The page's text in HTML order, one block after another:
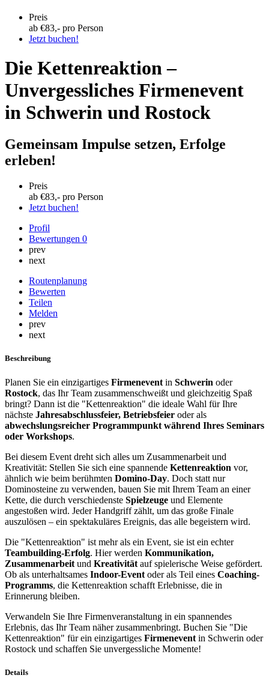
Preis
ab €83,- pro Person
Jetzt buchen!
Die Kettenreaktion –
Unvergessliches Firmenevent
in Schwerin und Rostock
Gemeinsam Impulse setzen, Erfolge
erleben!
Preis
ab €83,- pro Person
Jetzt buchen!
Profil
Bewertungen 0
prev
next
Routenplanung
Bewerten
Teilen
Melden
prev
next
Beschreibung
Planen Sie ein einzigartiges Firmenevent in Schwerin oder
Rostock, das Ihr Team zusammenschweißt und gleichzeitig Spaß
bringt? Dann ist die "Kettenreaktion" die ideale Wahl für Ihre
nächste Jahresabschlussfeier, Betriebsfeier oder als
abwechslungsreicher Programmpunkt während Ihres Seminars
oder Workshops.
Bei diesem Event dreht sich alles um Zusammenarbeit und
Kreativität: Stellen Sie sich eine spannende Kettenreaktion vor,
ähnlich wie beim berühmten Domino-Day. Doch statt nur
Dominosteine zu verwenden, bauen Sie mit Ihrem Team an einer
Kette, die durch verschiedenste Spielzeuge und Elemente
angestoßen wird. Jeder Handgriff zählt, um das große Finale
auszulösen – ein spektakuläres Ereignis, das alle begeistern wird.
Die "Kettenreaktion" ist mehr als ein Event, sie ist ein echter
Teambuilding-Erfolg. Hier werden Kommunikation,
Zusammenarbeit und Kreativität auf spielerische Weise gefördert.
Ob als unterhaltsames Indoor-Event oder als Teil eines Coaching-
Programms, die Kettenreaktion schafft Erlebnisse, die in
Erinnerung bleiben.
Verwandeln Sie Ihre Firmenveranstaltung in ein spannendes
Erlebnis, das Ihr Team näher zusammenbringt. Buchen Sie "Die
Kettenreaktion" für ein einzigartiges Firmenevent in Schwerin oder
Rostock und schaffen Sie unvergessliche Momente!
Details